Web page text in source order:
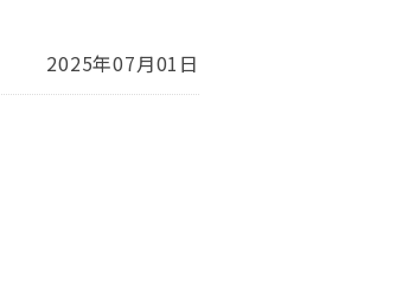
2025年07月01日